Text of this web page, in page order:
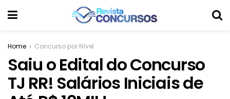
Home Concurso por Nível
Saiu o Edital do Concurso
TJ RR! Salários Iniciais de